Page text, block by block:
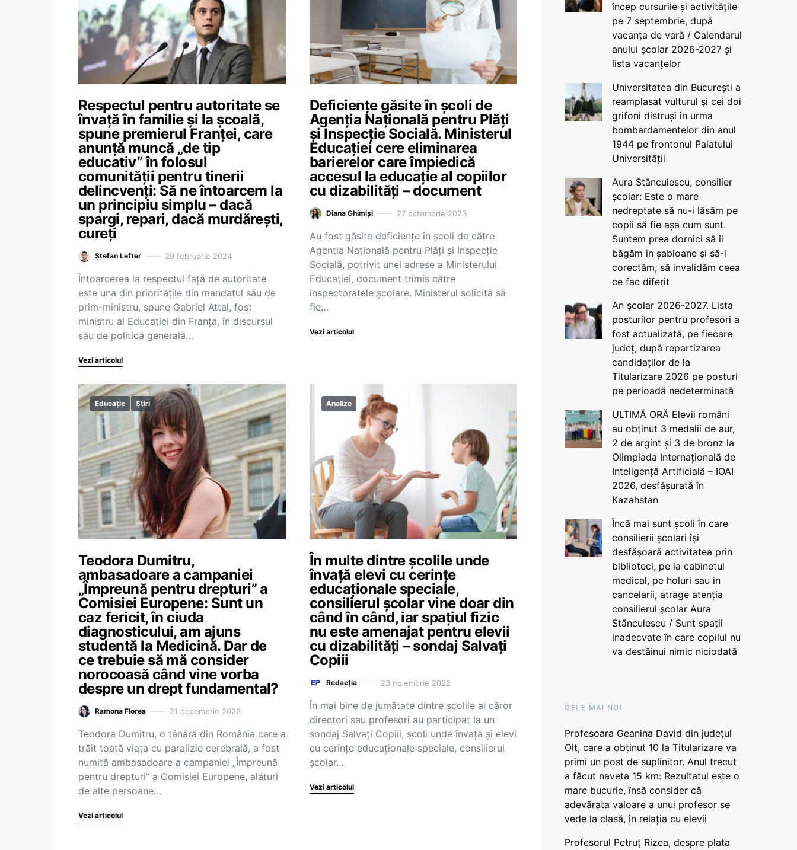
Respectul pentru autoritate se
învață în familie și la școală,
spune premierul Franței, care
anunță muncă „de tip
educativ” în folosul
comunității pentru tinerii
delincvenți: Să ne întoarcem la
un principiu simplu – dacă
spargi, repari, dacă murdărești,
cureți
Ștefan Lefter 29 februarie 2024
Întoarcerea la respectul față de autoritate
este una din prioritățile din mandatul său de
prim-ministru, spune Gabriel Attal, fost
ministru al Educației din Franța, în discursul
său de politică generală…
Vezi articolul
Deficiențe găsite în școli de
Agenţia Naţională pentru Plăţi
şi Inspecţie Socială. Ministerul
Educației cere eliminarea
barierelor care împiedică
accesul la educaţie al copiilor
cu dizabilităţi – document
Diana Ghimiși 27 octombrie 2023
Au fost găsite deficiențe în școli de către
Agenţia Naţională pentru Plăţi şi Inspecţie
Socială, potrivit unei adrese a Ministerului
Educației, document trimis către
inspectoratele școlare. Ministerul solicită să
fie…
Vezi articolul
Educație Știri
Teodora Dumitru,
ambasadoare a campaniei
„Împreună pentru drepturi” a
Comisiei Europene: Sunt un
caz fericit, în ciuda
diagnosticului, am ajuns
studentă la Medicină. Dar de
ce trebuie să mă consider
norocoasă când vine vorba
despre un drept fundamental?
Ramona Florea 21 decembrie 2022
Teodora Dumitru, o tânără din România care a
trăit toată viața cu paralizie cerebrală, a fost
numită ambasadoare a campaniei „Împreună
pentru drepturi” a Comisiei Europene, alături
de alte persoane…
Vezi articolul
Analize
În multe dintre școlile unde
învață elevi cu cerințe
educaționale speciale,
consilierul școlar vine doar din
când în când, iar spațiul fizic
nu este amenajat pentru elevii
cu dizabilități – sondaj Salvați
Copiii
Redacția 23 noiembrie 2022
În mai bine de jumătate dintre școlile ai căror
directori sau profesori au participat la un
sondaj Salvați Copiii, școli unde învață și elevi
cu cerințe educaționale speciale, consilierul
școlar…
Vezi articolul
încep cursurile și activitățile
pe 7 septembrie, după
vacanța de vară / Calendarul
anului școlar 2026-2027 și
lista vacanțelor
Universitatea din București a
reamplasat vulturul și cei doi
grifoni distruși în urma
bombardamentelor din anul
1944 pe frontonul Palatului
Universității
Aura Stănculescu, consilier
școlar: Este o mare
nedreptate să nu-i lăsăm pe
copii să fie așa cum sunt.
Suntem prea dornici să îi
băgăm în șabloane și să-i
corectăm, să invalidăm ceea
ce fac diferit
An școlar 2026-2027. Lista
posturilor pentru profesori a
fost actualizată, pe fiecare
județ, după repartizarea
candidaților de la
Titularizare 2026 pe posturi
pe perioadă nedeterminată
ULTIMĂ ORĂ Elevii români
au obținut 3 medalii de aur,
2 de argint și 3 de bronz la
Olimpiada Internațională de
Inteligență Artificială – IOAI
2026, desfășurată în
Kazahstan
Încă mai sunt școli în care
consilierii școlari își
desfășoară activitatea prin
biblioteci, pe la cabinetul
medical, pe holuri sau în
cancelarii, atrage atenția
consilierul școlar Aura
Stănculescu / Sunt spații
inadecvate în care copilul nu
va destăinui nimic niciodată
CELE MAI NOI
Profesoara Geanina David din județul
Olt, care a obținut 10 la Titularizare va
primi un post de suplinitor. Anul trecut
a făcut naveta 15 km: Rezultatul este o
mare bucurie, însă consider că
adevărata valoare a unui profesor se
vede la clasă, în relația cu elevii
Profesorul Petruț Rizea, despre plata